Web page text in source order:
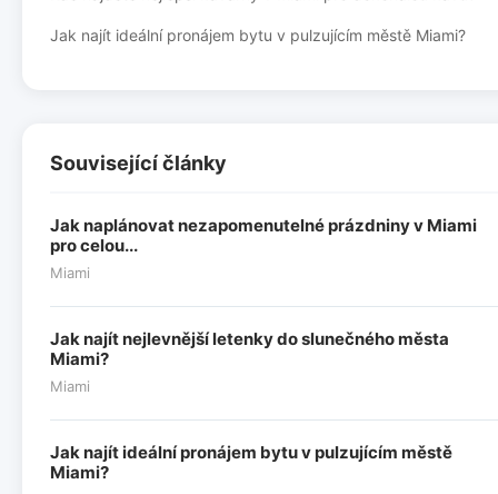
Jak najít ideální pronájem bytu v pulzujícím městě Miami?
Související články
Jak naplánovat nezapomenutelné prázdniny v Miami
pro celou...
Miami
Jak najít nejlevnější letenky do slunečného města
Miami?
Miami
Jak najít ideální pronájem bytu v pulzujícím městě
Miami?